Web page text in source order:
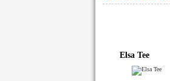
Elsa Tee